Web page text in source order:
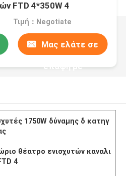
FTD 4*350W 4
Τιμή：Negotiate
Μας ελάτε σε
επαφή με
1750W δύναμης δ κατηγ
θέατρο ενισχυτών καναλι
4